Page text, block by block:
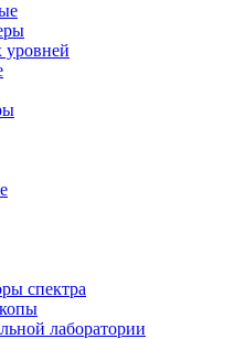
уровней
спектра
лаборатории